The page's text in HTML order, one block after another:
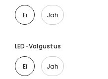
Ei Jah
LED-Valgustus
Ei Jah